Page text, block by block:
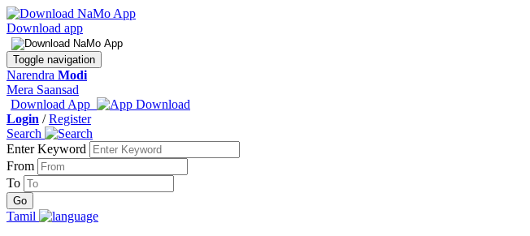
Download app
Toggle navigation
Narendra Modi
Mera Saansad
Download App
Login /Register
Search
Enter Keyword
From
To
Tamil